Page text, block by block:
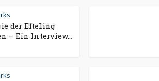
der Efteling
– Ein Interview...